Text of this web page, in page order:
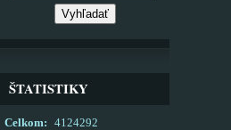
ŠTATISTIKY
Celkom:
4124292